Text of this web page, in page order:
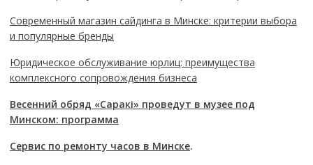
Современный магазин сайдинга в Минске: критерии выбора
и популярные бренды
Юридическое обслуживание юрлиц: преимущества
комплексного сопровождения бизнеса
Весенний обряд «Саракі» проведут в музее под
Минском: программа
Сервис по ремонту часов в Минске.